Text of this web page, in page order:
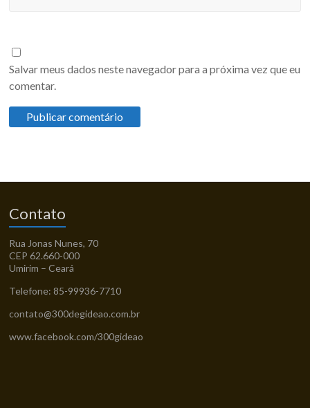
Salvar meus dados neste navegador para a próxima vez que eu
comentar.
Contato
Rua Jonas Nunes, 70
CEP 62.660-000
Umirim – Ceará
Telefone: 85-99936-7710
contato@300degideao.com.br
www.facebook.com/300gideao